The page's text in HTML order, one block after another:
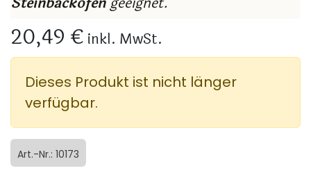
20,49 € inkl. MwSt.
Dieses Produkt ist nicht länger
verfügbar.
Art.-Nr.: 10173